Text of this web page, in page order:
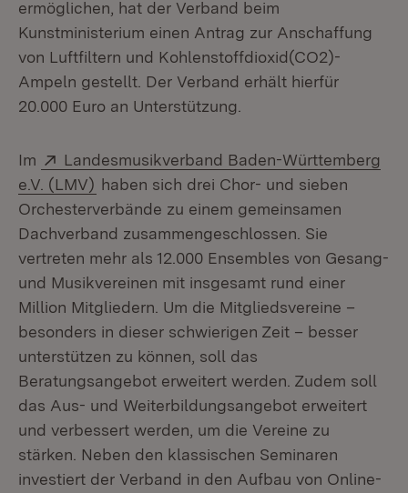
ermöglichen, hat der Verband beim
Kunstministerium einen Antrag zur Anschaffung
von Luftfiltern und Kohlenstoffdioxid(CO2)-
Ampeln gestellt. Der Verband erhält hierfür
20.000 Euro an Unterstützung.
Im Extern:
Landesmusikverband Baden-Württemberg
e.V. (LMV) (Öffnet in neuem Fenster)
haben sich drei Chor- und sieben
Orchesterverbände zu einem gemeinsamen
Dachverband zusammengeschlossen. Sie
vertreten mehr als 12.000 Ensembles von Gesang-
und Musikvereinen mit insgesamt rund einer
Million Mitgliedern. Um die Mitgliedsvereine –
besonders in dieser schwierigen Zeit – besser
unterstützen zu können, soll das
Beratungsangebot erweitert werden. Zudem soll
das Aus- und Weiterbildungsangebot erweitert
und verbessert werden, um die Vereine zu
stärken. Neben den klassischen Seminaren
investiert der Verband in den Aufbau von Online-